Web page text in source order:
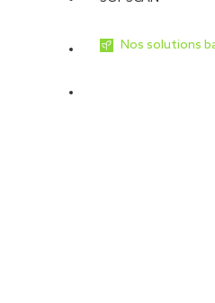
Nos solutions